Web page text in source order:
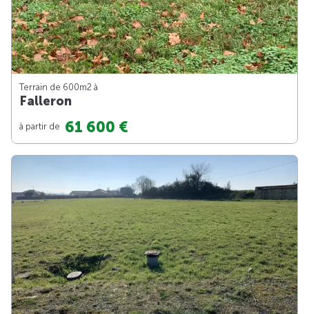
Terrain de 600m2 à
Falleron
à partir de 61 600 €